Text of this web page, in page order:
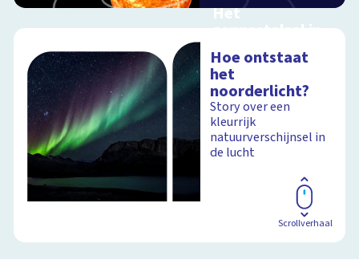
Het
zonnestelsel in
3D
Reis mee door ons
zonnestelsel
Schoolplaat
Hoe ontstaat
het
noorderlicht?
Story over een
kleurrijk
natuurverschijnsel in
de lucht
Scrollverhaal